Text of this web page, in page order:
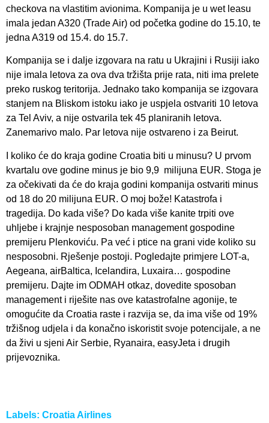
checkova na vlastitim avionima. Kompanija je u wet leasu
imala jedan A320 (Trade Air) od početka godine do 15.10, te
jedna A319 od 15.4. do 15.7.
Kompanija se i dalje izgovara na ratu u Ukrajini i Rusiji iako
nije imala letova za ova dva tržišta prije rata, niti ima prelete
preko ruskog teritorija. Jednako tako kompanija se izgovara
stanjem na Bliskom istoku iako je uspjela ostvariti 10 letova
za Tel Aviv, a nije ostvarila tek 45 planiranih letova.
Zanemarivo malo. Par letova nije ostvareno i za Beirut.
I koliko će do kraja godine Croatia biti u minusu? U prvom
kvartalu ove godine minus je bio 9,9 milijuna EUR. Stoga je
za očekivati da će do kraja godini kompanija ostvariti minus
od 18 do 20 milijuna EUR. O moj bože! Katastrofa i
tragedija. Do kada više? Do kada više kanite trpiti ove
uhljebe i krajnje nesposoban management gospodine
premijeru Plenkoviću. Pa već i ptice na grani vide koliko su
nesposobni. Rješenje postoji. Pogledajte primjere LOT-a,
Aegeana, airBaltica, Icelandira, Luxaira… gospodine
premijeru. Dajte im ODMAH otkaz, dovedite sposoban
management i riješite nas ove katastrofalne agonije, te
omogućite da Croatia raste i razvija se, da ima više od 19%
tržišnog udjela i da konačno iskoristit svoje potencijale, a ne
da živi u sjeni Air Serbie, Ryanaira, easyJeta i drugih
prijevoznika.
Labels: Croatia Airlines